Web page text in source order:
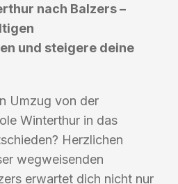
nach Balzers –
und steigere deine
Umzug von der
Winterthur in das
Herzlichen
wegweisenden
erwartet dich nicht nur